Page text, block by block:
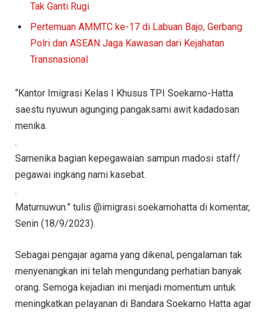
Tak Ganti Rugi
Pertemuan AMMTC ke-17 di Labuan Bajo, Gerbang
Polri dan ASEAN Jaga Kawasan dari Kejahatan
Transnasional
“Kantor Imigrasi Kelas I Khusus TPI Soekarno-Hatta
saestu nyuwun agunging pangaksami awit kadadosan
menika.
.
Samenika bagian kepegawaian sampun madosi staff/
pegawai ingkang nami kasebat.
.
Maturnuwun.” tulis @imigrasi.soekarnohatta di komentar,
Senin (18/9/2023).
Sebagai pengajar agama yang dikenal, pengalaman tak
menyenangkan ini telah mengundang perhatian banyak
orang. Semoga kejadian ini menjadi momentum untuk
meningkatkan pelayanan di Bandara Soekarno Hatta agar